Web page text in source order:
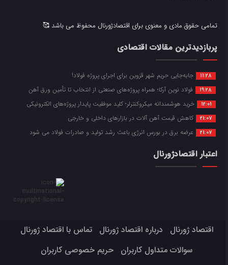
تمامی حقوق مادی و معنوی برای اقتصادژورنال محفوظ می باشد 🥰
پربازدیدترین مقالات اقتصادی
11:28 جابه‌جایی حریم شهر قزوین برای اجرای پروژه فولاد!
19:28 فولاد نوین آرکا؛ همراه پروژه‌های صنعتی از انتخاب تا تأمین ورق آهن
12:01 خرید هوشمندانه میکروکنترلر؛ کلید موفقیت پایدار پروژه‌های الکترونیکی
21:07 کاهش قیمت آهن آلات در بازارهای داخلی و خارجی
21:07 عرضه برق در بورس انرژی باعث رشد تولید و صادرات فولاد می شود
اعتبار اقتصادژورنال
اقتصاد ژورنال درباره اقتصاد ژورنال
تماس با اقتصاد ژورنال
سوالات متداول کاربران
حریم خصوصی کاربران